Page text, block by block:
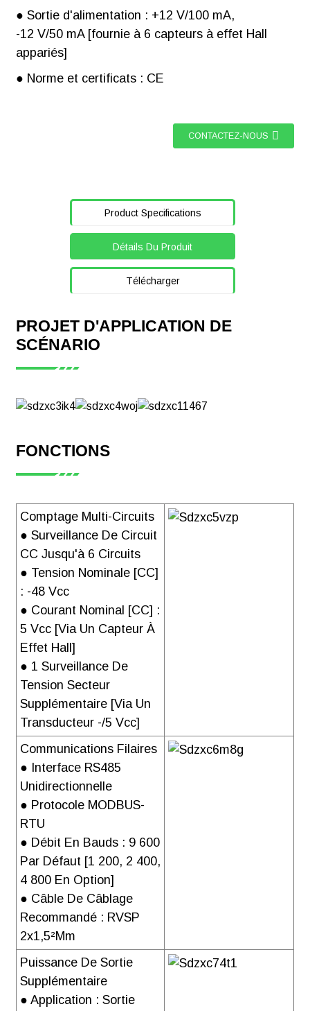
● Sortie d'alimentation : +12 V/100 mA,
-12 V/50 mA [fournie à 6 capteurs à effet Hall
appariés]
● Norme et certificats : CE
CONTACTEZ-NOUS
Product Specifications
Détails Du Produit
Télécharger
PROJET D'APPLICATION DE
SCÉNARIO
FONCTIONS
Comptage Multi-Circuits
● Surveillance De Circuit
CC Jusqu'à 6 Circuits
● Tension Nominale [CC]
: -48 Vcc
● Courant Nominal [CC] :
5 Vcc [via Un Capteur À
Effet Hall]
● 1 Surveillance De
Tension Secteur
Supplémentaire [via Un
Transducteur -/5 Vcc]
Communications Filaires
● Interface RS485
Unidirectionnelle
● Protocole MODBUS-
RTU
● Débit En Bauds : 9 600
Par Défaut [1 200, 2 400,
4 800 En Option]
● Câble De Câblage
Recommandé : RVSP
2x1,5²mm
Puissance De Sortie
Supplémentaire
● Application : Sortie
Module de
mesure de
AMC16(L)-
station de base
Télécharger
CE Certificate
of AMC16(L)-
DETT Series
Télécharger
Rapport de test
IEC61010-1 de
la série
AMC16(L)-
DETT
Solution de
surveillance de
l'énergie IOT
pour station de
base de
télécommunications